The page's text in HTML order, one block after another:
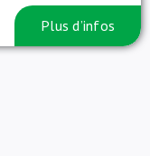
Plus d’infos